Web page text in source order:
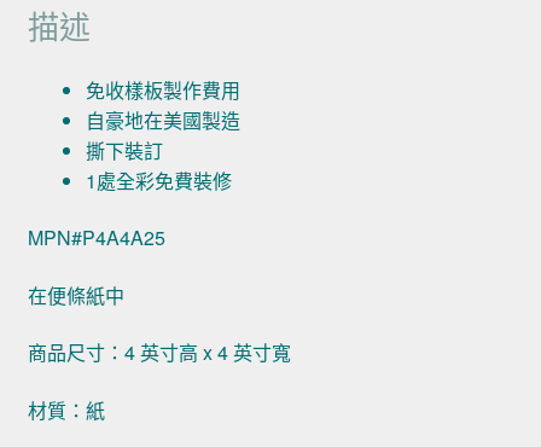
描述
免收樣板製作費用
自豪地在美國製造
撕下裝訂
1處全彩免費裝修
MPN#P4A4A25
在便條紙中
商品尺寸：4 英寸高 x 4 英寸寬
材質：紙